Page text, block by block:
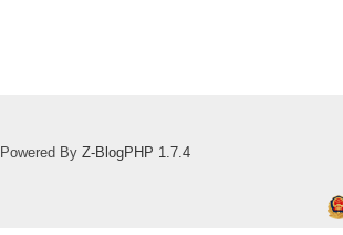
Powered By Z-BlogPHP 1.7.4